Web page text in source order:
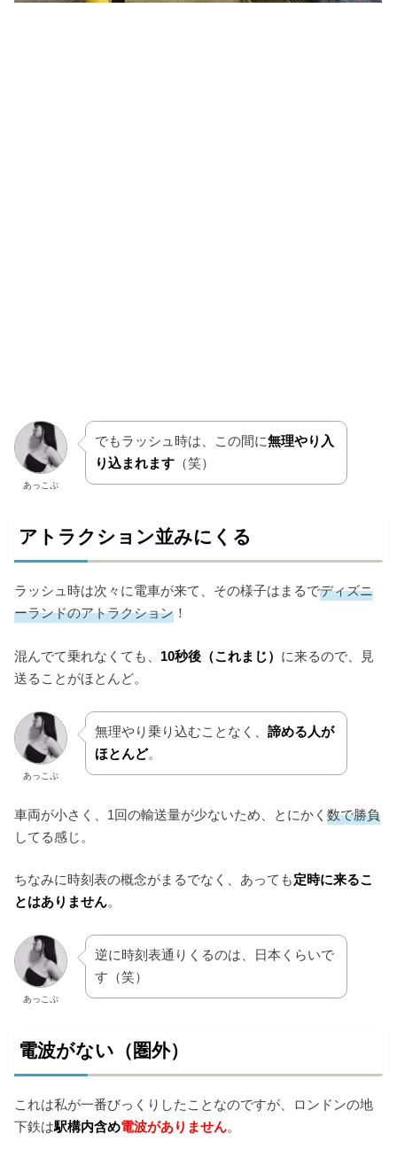
あっこぷ
でもラッシュ時は、この間に無理やり入
り込まれます （笑）
アトラクション並みにくる
ラッシュ時は次々に電車が来て、その様子はまるでディズニ
ーランドのアトラクション ！
混んでて乗れなくても、 10秒後（これまじ） に来るので、見
送ることがほとんど。
あっこぷ
無理やり乗り込むことなく、諦める人が
ほとんど。
車両が小さく、1回の輸送量が少ないため、とにかく数で勝負
してる感じ。
ちなみに時刻表の概念がまるでなく、あっても定時に来るこ
とはありません。
あっこぷ
逆に時刻表通りくるのは、日本くらいで
す（笑）
電波がない（圏外）
これは私が一番びっくりしたことなのですが、ロンドンの地
下鉄は駅構内含め電波がありません。